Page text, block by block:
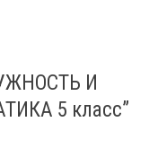
И
5 класс”